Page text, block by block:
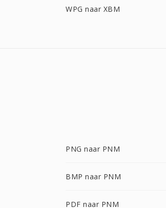
WPG naar XBM
PNG naar PNM
BMP naar PNM
PDF naar PNM